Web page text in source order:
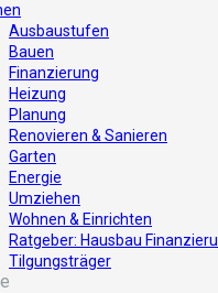
Ausbaustufen
Bauen
Finanzierung
Heizung
Planung
Renovieren & Sanieren
Garten
Energie
Umziehen
Wohnen & Einrichten
Ratgeber: Hausbau
Tilgungsträger